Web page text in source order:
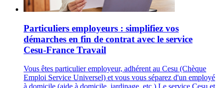
Particuliers employeurs : simplifiez vos
démarches en fin de contrat avec le service
Cesu-France Travail
Vous êtes particulier employeur, adhérent au Cesu (Chèque
Emploi Service Universel) et vous vous séparez d'un employé